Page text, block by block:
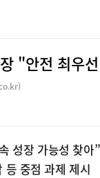
"안전 최우
성장 가능성 찾아”
중점 과제 제시